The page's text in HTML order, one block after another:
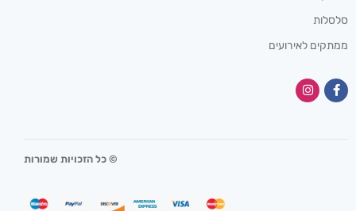
סלסלות
ממתקים לאירועים
© כל הזכויות שמורות